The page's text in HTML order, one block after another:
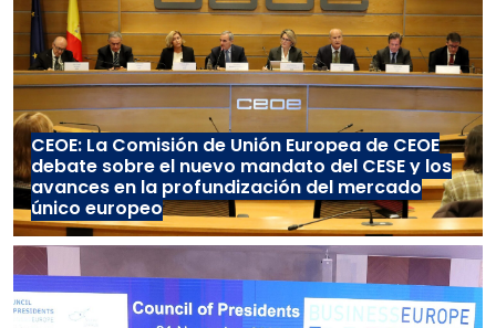
CEOE: La Comisión de Unión Europea de CEOE
debate sobre el nuevo mandato del CESE y los
avances en la profundización del mercado
único europeo